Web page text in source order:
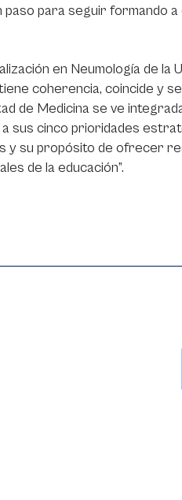
paso para seguir formando
en Neumología de la
coherencia, coincide y
de Medicina se ve
sus cinco prioridades
y su propósito de ofrecer
de la educación”.